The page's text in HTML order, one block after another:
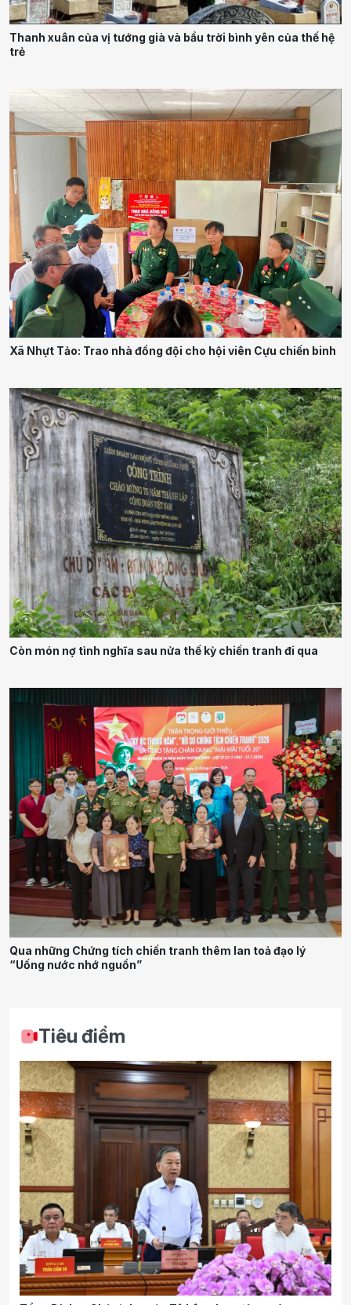
Thanh xuân của vị tướng già và bầu trời bình yên của thế hệ
trẻ
Xã Nhựt Tảo: Trao nhà đồng đội cho hội viên Cựu chiến binh
Còn món nợ tình nghĩa sau nửa thế kỳ chiến tranh đi qua
Qua những Chứng tích chiến tranh thêm lan toả đạo lý
“Uống nước nhớ nguồn”
Tiêu điểm